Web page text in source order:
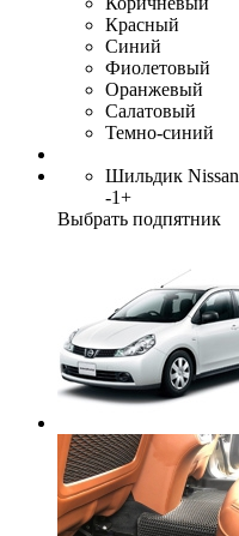
Красный
Синий
Фиолетовый
Оранжевый
Салатовый
Темно-синий
Шильдик Nissan
-1+
Выбрать подпятник